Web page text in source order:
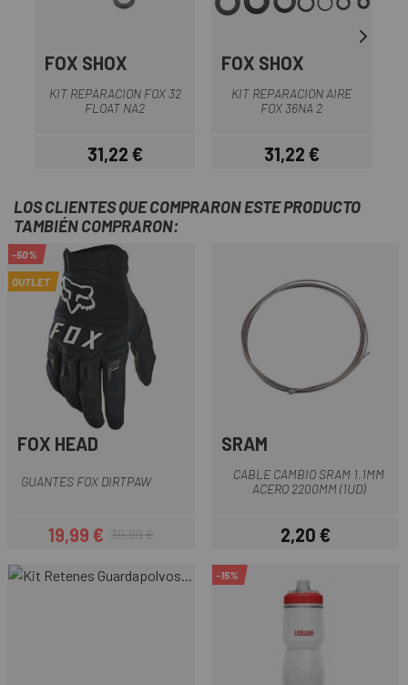
FOX SHOX
KIT REPARACION FOX 32
FLOAT NA2
Precio
31,22 €
FOX SHOX
KIT REPARACION AIRE
FOX 36NA 2
Precio
31,22 €
LOS CLIENTES QUE COMPRARON ESTE PRODUCTO
TAMBIÉN COMPRARON:
-50%
OUTLET
FOX HEAD
GUANTES FOX DIRTPAW
Precio
19,99 €Precio regular
39,99 €
SRAM
CABLE CAMBIO SRAM 1.1MM
ACERO 2200MM (1UD)
Precio
2,20 €
-15%